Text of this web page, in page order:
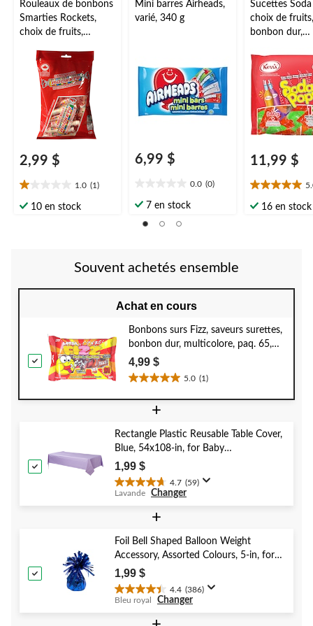
Rouleaux de bonbons
Smarties Rockets,
choix de fruits,
multicolore, 135 g,
pour fête
d'anniversaire/cadeau
-surprise
2,99 $
1.0 (1)
1.0
étoile(s)
10 en stock
Mini barres Airheads,
varié, 340 g
6,99 $
0.0 (0)
étoile(s)
5.
7 en stock
Sucettes Soda
choix de fruits,
bonbon dur,
pour fête
-surprise/
11,99 $
5.0
étoile(s)
16 en stock
Souvent achetés ensemble
Achat en cours
Bonbons surs Fizz, saveurs surettes,
bonbon dur, multicolore, paq. 65,
pour fête d'anniversaire/cadeau-
surprise/Halloween
4,99 $
5.0 (1)
5.0
étoile(s)
1
évaluation
+
Rectangle Plastic Reusable Table Cover,
Blue, 54x108-in, for Baby
Shower/Hanukkah/Birthday Party
1,99 $
4.7 (59)
4.7
59
évaluations
Lavande Changer
+
Foil Bell Shaped Balloon Weight
Accessory, Assorted Colours, 5-in, for
Birthday/Anniversary/Graduation/New
Year's Eve
1,99 $
4.4 (386)
4.4
Bleu royal Changer